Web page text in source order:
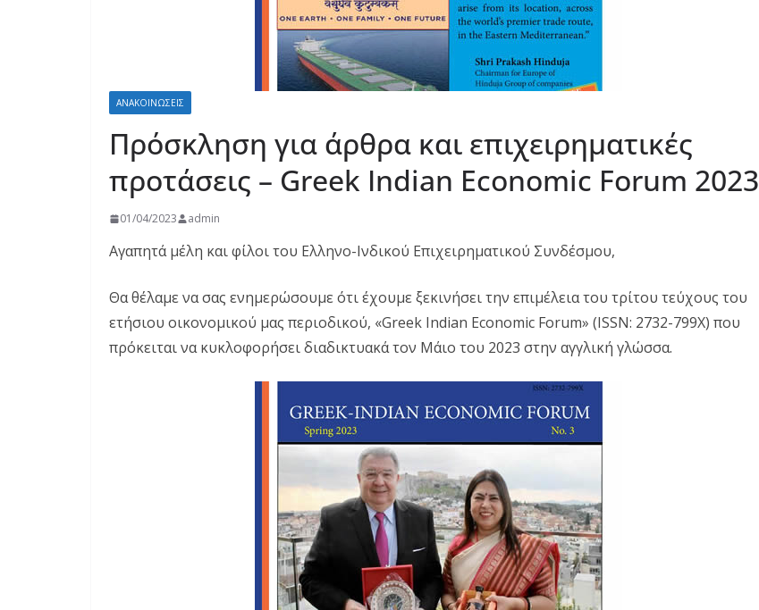
ΑΝΑΚΟΙΝΩΣΕΙΣ
Πρόσκληση για άρθρα και επιχειρηματικές
προτάσεις – Greek Indian Economic Forum 2023
01/04/2023 admin
Αγαπητά μέλη και φίλοι του Ελληνο-Ινδικού Επιχειρηματικού Συνδέσμου,
Θα θέλαμε να σας ενημερώσουμε ότι έχουμε ξεκινήσει την επιμέλεια του τρίτου τεύχους του
ετήσιου οικονομικού μας περιοδικού, «Greek Indian Economic Forum» (ISSN: 2732-799Χ) που
πρόκειται να κυκλοφορήσει διαδικτυακά τον Μάιο του 2023 στην αγγλική γλώσσα.